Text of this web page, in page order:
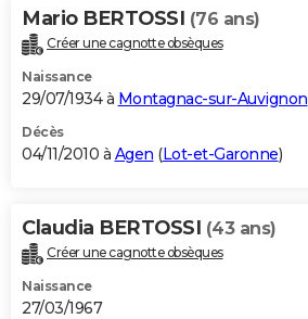
Mario BERTOSSI (76 ans)
Créer une cagnotte obsèques
Naissance
29/07/1934 à Montagnac-sur-Auvignon
Décès
04/11/2010 à Agen (Lot-et-Garonne)
Claudia BERTOSSI (43 ans)
Créer une cagnotte obsèques
Naissance
27/03/1967